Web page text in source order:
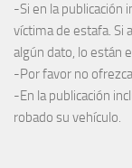
-Si en la publicación
víctima de estafa. Si
algún dato, lo están
-Por favor no
-En la publicación
robado su vehículo.